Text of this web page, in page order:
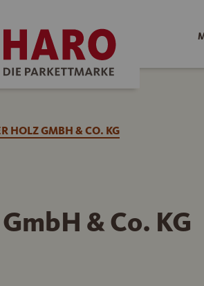
HOLZ GMBH & CO. KG
& Co. KG